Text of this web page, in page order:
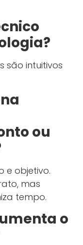
são intuitivos
ou
e objetivo.
mas
tempo.
o